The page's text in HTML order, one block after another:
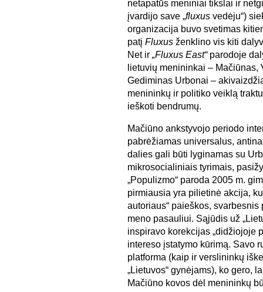
netapatūs meniniai tikslai ir
įvardijo save „fluxus vedėju“)
organizacija buvo svetimas
patį Fluxus ženklino vis kiti
Net ir „Fluxus East“parodoje
lietuvių menininkai –
Gediminas Urbonai –
menininkų ir politiko veiklą
ieškoti bendrumų.
Mačiūno ankstyvojo periodo
pabrėžiamas universalus,
dalies gali būti lyginamas su
mikrosocialiniais tyrimais,
„Populizmo“ paroda 2005 m.
pirmiausia yra pilietinė akcija,
autoriaus“ paieškos,
meno pasauliui. Sąjūdis už
inspiravo korekcijas „didžiojoje
intereso įstatymo kūrimą. Savo
platforma (kaip ir verslininkų
„Lietuvos“ gynėjams), ko gero,
Mačiūno kovos dėl menininkų